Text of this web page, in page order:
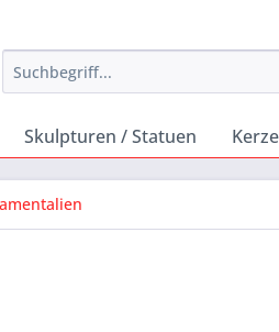
Skulpturen / Statuen